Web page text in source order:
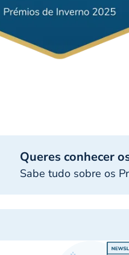
Queres conhecer
Sabe tudo sobre os